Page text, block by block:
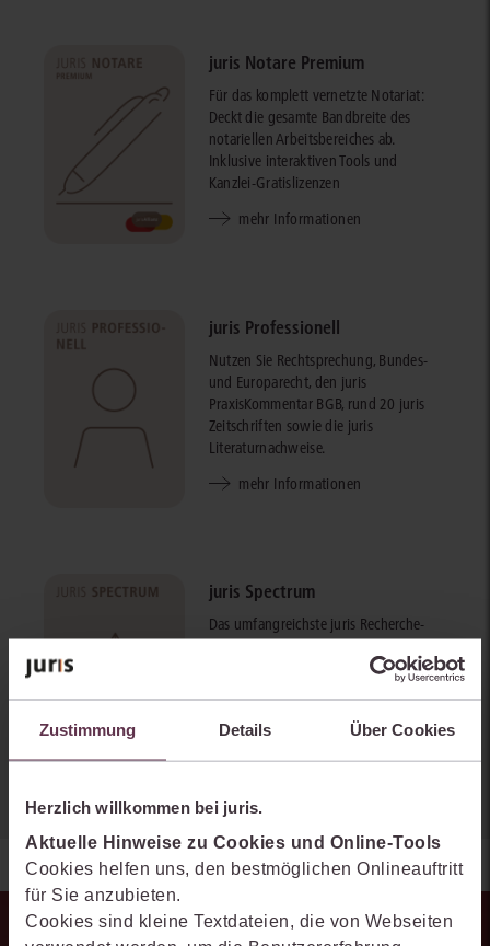
Zustimmung Details Über Cookies
Herzlich willkommen bei juris.
Aktuelle Hinweise zu Cookies und Online-Tools
Cookies helfen uns, den bestmöglichen Onlineauftritt
für Sie anzubieten.
Cookies sind kleine Textdateien, die von Webseiten
juris Notare Premium
Für das komplett vernetzte Notariat:
Deckt die gesamte Bandbreite des
notariellen Arbeitsbereiches ab.
Inklusive interaktiven Tools und
Kanzlei-Gratislizenzen
mehr Informationen
juris Professionell
Nutzen Sie Rechtsprechung, Bundes-
und Europarecht, den juris
PraxisKommentar BGB, rund 20 juris
Zeitschriften sowie die juris
Literaturnachweise.
mehr Informationen
juris Spectrum
Das umfangreichste juris Recherche-
Paket über alle Rechtsgebiete:
Rechtsprechung, Vorschriften,
Fachliteratur - intelligent verlinkt,